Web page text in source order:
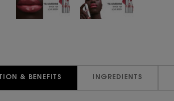
& BENEFITS INGREDIENTS